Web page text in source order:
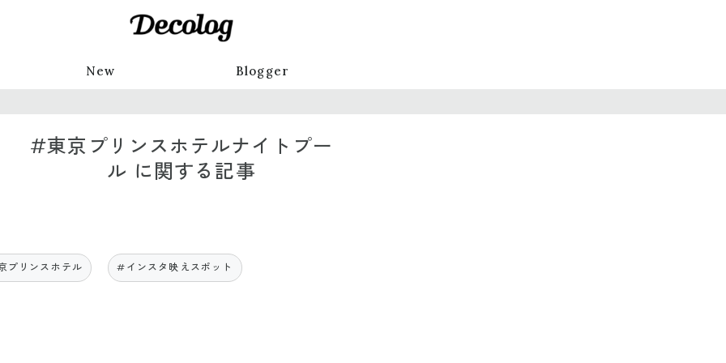
New Blogger
#東京プリンスホテルナイトプー
ル に関する記事
プリンスホテル #インスタ映えスポット